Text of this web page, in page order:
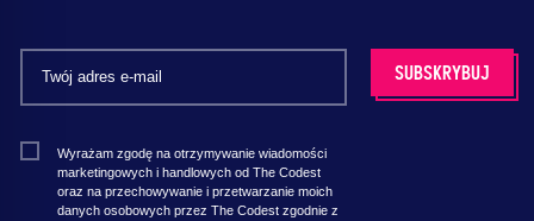
Wyrażam zgodę na otrzymywanie wiadomości
marketingowych i handlowych od The Codest
oraz na przechowywanie i przetwarzanie moich
danych osobowych przez The Codest zgodnie z